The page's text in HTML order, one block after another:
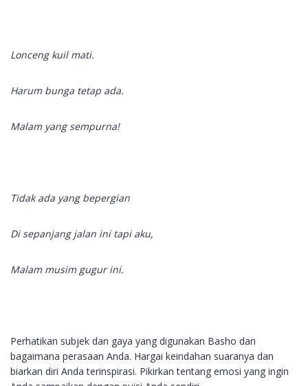
Lonceng kuil mati.
Harum bunga tetap ada.
Malam yang sempurna!
Tidak ada yang bepergian
Di sepanjang jalan ini tapi aku,
Malam musim gugur ini.
Perhatikan subjek dan gaya yang digunakan Basho dan
bagaimana perasaan Anda. Hargai keindahan suaranya dan
biarkan diri Anda terinspirasi. Pikirkan tentang emosi yang ingin